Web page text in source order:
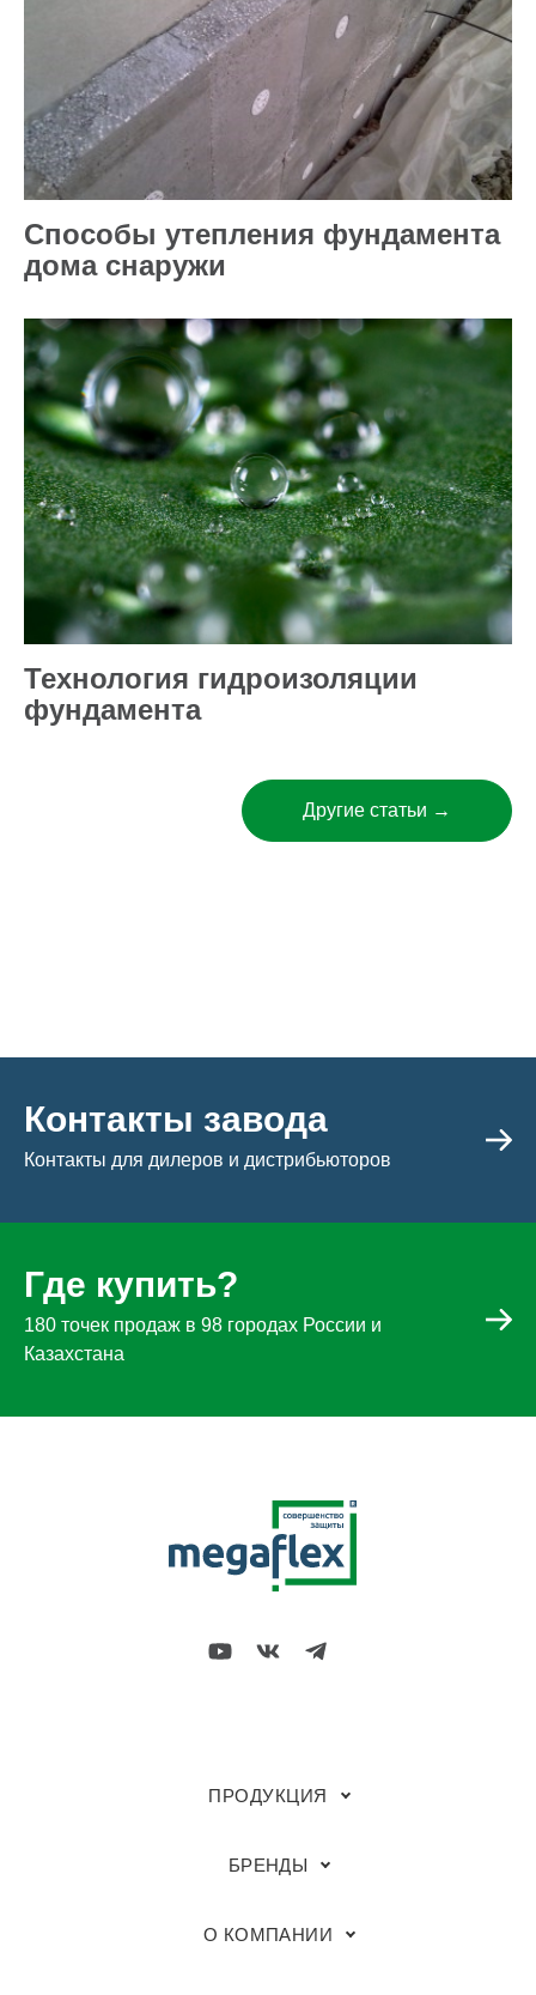
Способы утепления фундамента
дома снаружи
Технология гидроизоляции
фундамента
Другие статьи →
Контакты завода
Контакты для дилеров и дистрибьюторов
Где купить?
180 точек продаж в 98 городах России и
Казахстана
ПРОДУКЦИЯ
БРЕНДЫ
О КОМПАНИИ